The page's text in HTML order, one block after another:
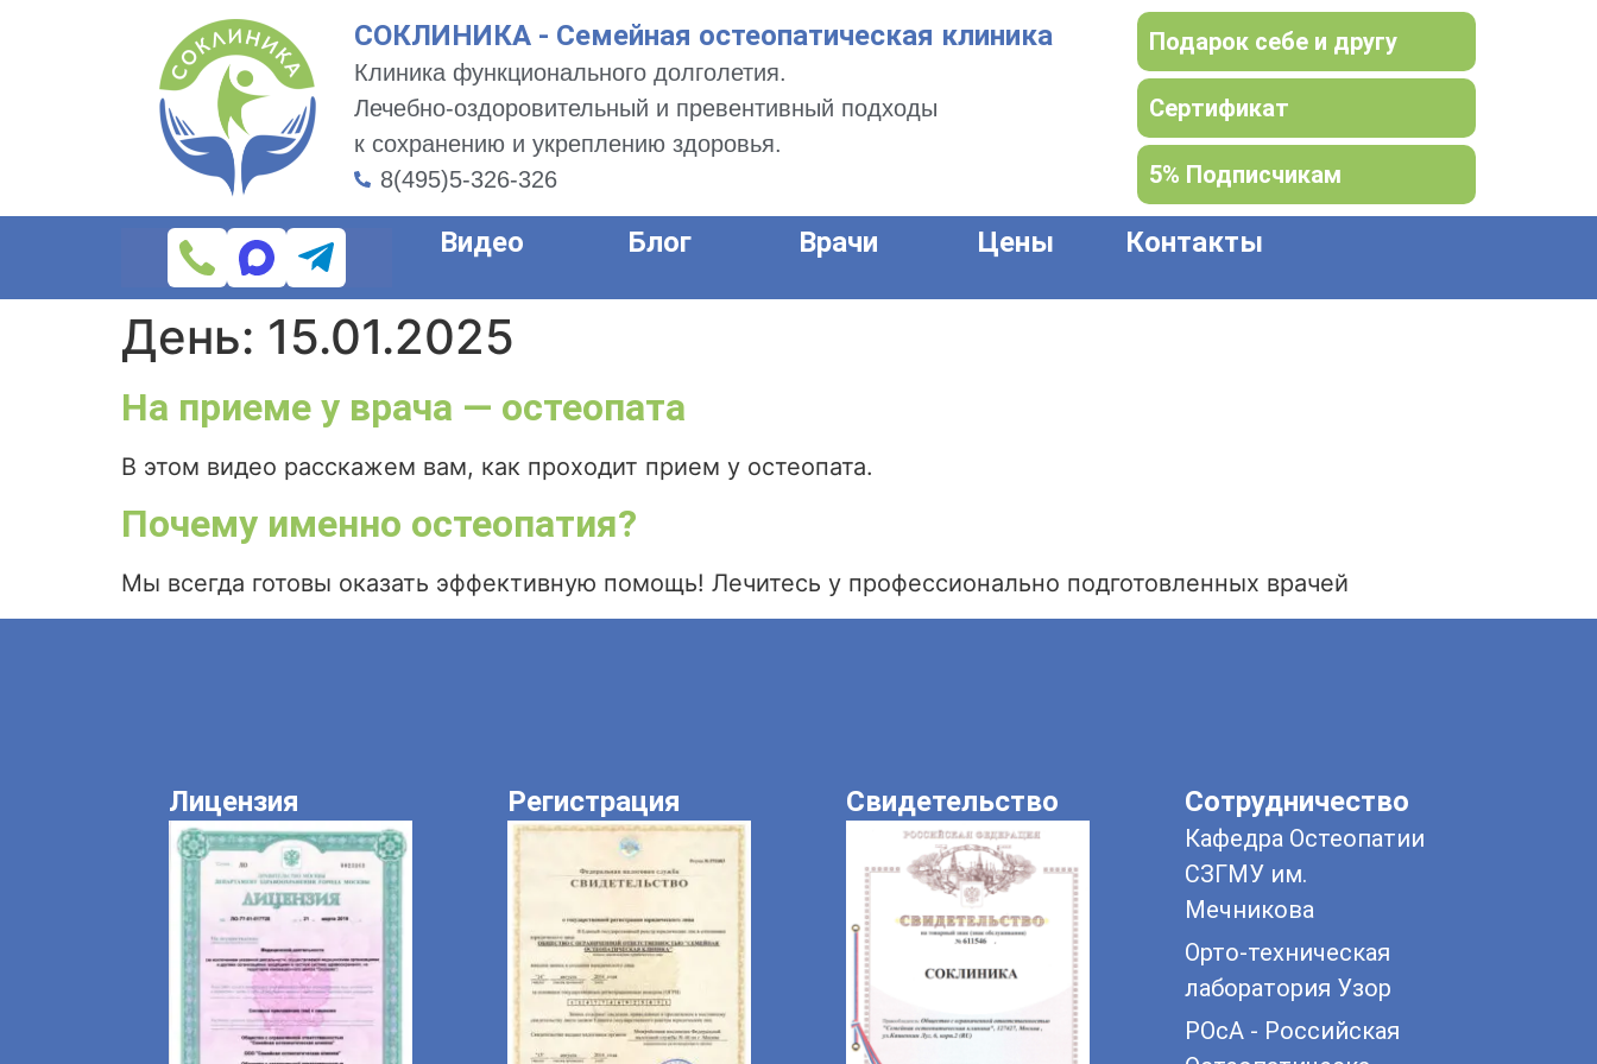
СОКЛИНИКА - Семейная остеопатическая клиника
Клиника функционального долголетия.
Лечебно-оздоровительный и превентивный подходы
к сохранению и укреплению здоровья.
8(495)5-326-326
Подарок себе и другу
Сертификат
5% Подписчикам
Видео Блог Врачи Цены Контакты
День: 15.01.2025
На приеме у врача — остеопата
В этом видео расскажем вам, как проходит прием у остеопата.
Почему именно остеопатия?
Мы всегда готовы оказать эффективную помощь! Лечитесь у профессионально подготовленных врачей
Лицензия Регистрация Свидетельство Сотрудничество
Кафедра Остеопатии
СЗГМУ им.
Мечникова
Орто-техническая
лаборатория Узор
РОсА - Российская